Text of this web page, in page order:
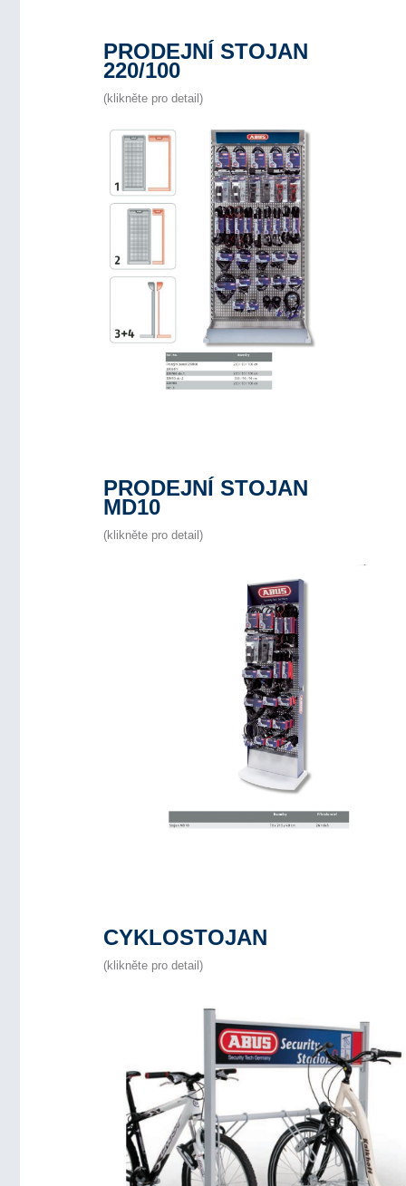
PRODEJNÍ STOJAN
220/100
(klikněte pro detail)
PRODEJNÍ STOJAN
MD10
(klikněte pro detail)
CYKLOSTOJAN
(klikněte pro detail)